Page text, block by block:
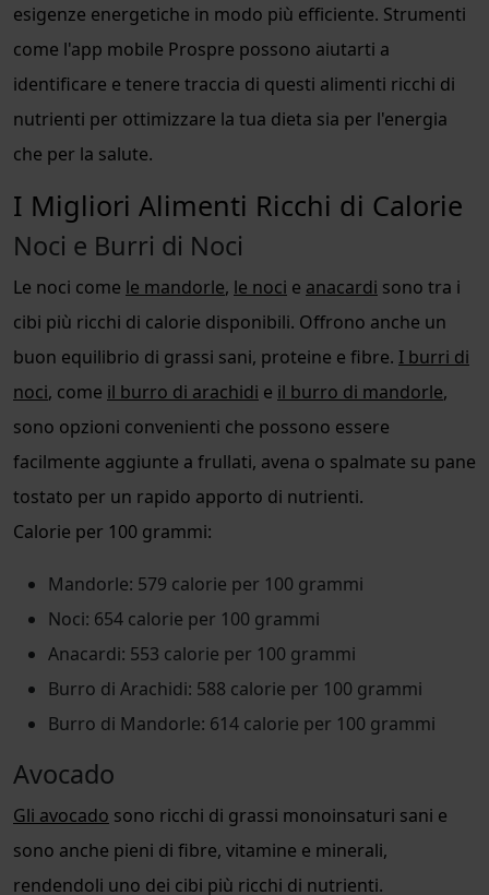
esigenze energetiche in modo più efficiente. Strumenti
come l'app mobile Prospre possono aiutarti a
identificare e tenere traccia di questi alimenti ricchi di
nutrienti per ottimizzare la tua dieta sia per l'energia
che per la salute.
I Migliori Alimenti Ricchi di Calorie
Noci e Burri di Noci
Le noci come le mandorle, le noci e anacardi sono tra i
cibi più ricchi di calorie disponibili. Offrono anche un
buon equilibrio di grassi sani, proteine e fibre. I burri di
noci, come il burro di arachidi e il burro di mandorle,
sono opzioni convenienti che possono essere
facilmente aggiunte a frullati, avena o spalmate su pane
tostato per un rapido apporto di nutrienti.
Calorie per 100 grammi:
Mandorle: 579 calorie per 100 grammi
Noci: 654 calorie per 100 grammi
Anacardi: 553 calorie per 100 grammi
Burro di Arachidi: 588 calorie per 100 grammi
Burro di Mandorle: 614 calorie per 100 grammi
Avocado
Gli avocado sono ricchi di grassi monoinsaturi sani e
sono anche pieni di fibre, vitamine e minerali,
rendendoli uno dei cibi più ricchi di nutrienti.